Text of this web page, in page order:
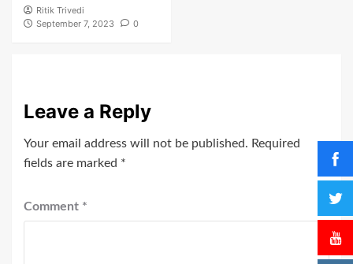
Ritik Trivedi
September 7, 2023
0
Leave a Reply
Your email address will not be published. Required
fields are marked *
Comment *